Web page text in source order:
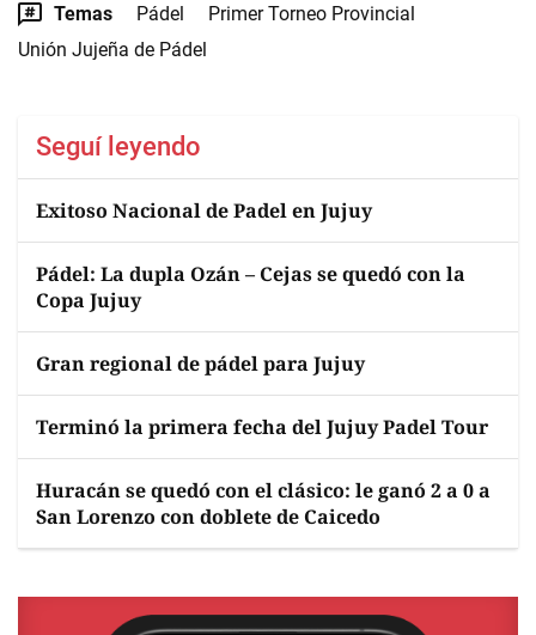
Temas Pádel
Primer Torneo Provincial
Unión Jujeña de Pádel
Seguí leyendo
Exitoso Nacional de Padel en Jujuy
Pádel: La dupla Ozán – Cejas se quedó con la
Copa Jujuy
Gran regional de pádel para Jujuy
Terminó la primera fecha del Jujuy Padel Tour
Huracán se quedó con el clásico: le ganó 2 a 0 a
San Lorenzo con doblete de Caicedo